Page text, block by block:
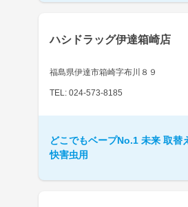
ハシドラッグ伊達箱崎店
福島県伊達市箱崎字布川８９
TEL: 024-573-8185
どこでもベープNo.1 未来 取替
快害虫用